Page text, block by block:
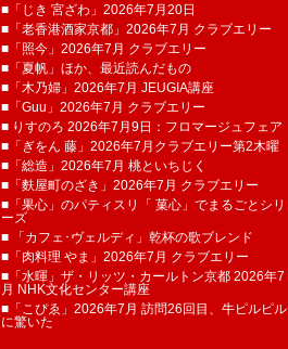
■「じき 宮ざわ」2026年7月20日
■「老香港酒家京都」2026年7月 クラブエリー
■「照今」2026年7月 クラブエリー
■「夏帆」ほか、最近読んだもの
■「木乃婦」2026年7月 JEUGIA講座
■「Guu」2026年7月 クラブエリー
■ りすのろ 2026年7月9日：フロマージュフェア
■「ぎをん 藤」2026年7月クラブエリー第2木曜
■「総造」2026年7月 桃といちじく
■「麩屋町のざき」2026年7月 クラブエリー
■「果心」のパティスリ「 菓​心」でまるごとシリ
ーズ
■ 「カフェ･ヴェルディ」乾杯の歌ブレンド
■「肉料理 やま」2026年7月 クラブエリー
■「水暉」ザ・リッツ・カールトン京都 2026年7
月 NHK文化センター講座
■「こぴゑ」2026年7月 訪問26回目、牛ピルピル
に驚いた